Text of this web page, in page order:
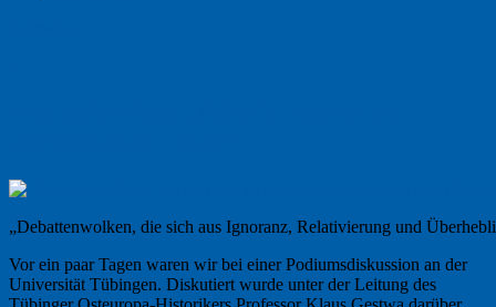
„Debattenwolken, die sich aus Ignoranz, Relativierung und
Vor ein paar Tagen waren wir bei einer Podiumsdiskussion an der
Universität Tübingen. Diskutiert wurde unter der Leitung des